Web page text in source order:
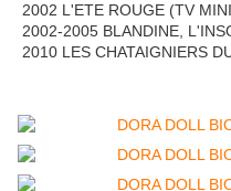
2002 L'ETE ROUGE (TV
2002-2005 BLANDINE,
2010 LES CHATAIGNIERS